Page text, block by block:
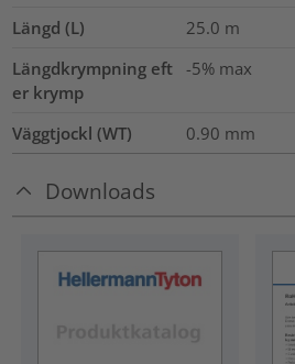
Längd (L) 25.0 m
Längdkrympning eft
er krymp
-5% max
Väggtjockl (WT) 0.90 mm
Downloads